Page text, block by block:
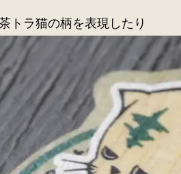
トラ猫の柄を表現したり